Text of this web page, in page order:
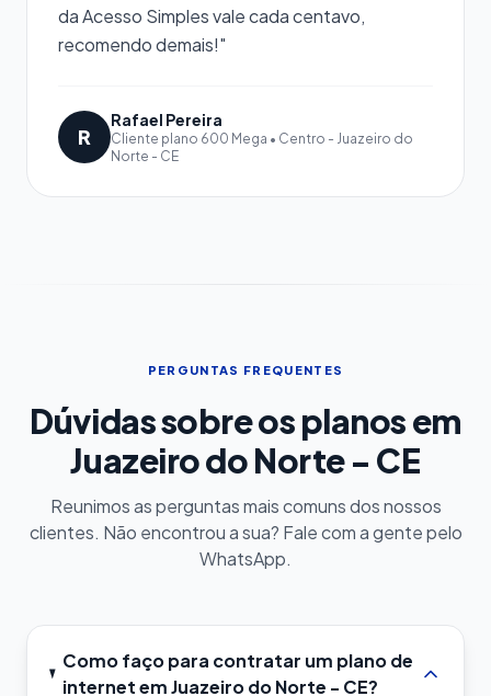
da Acesso Simples vale cada centavo,
recomendo demais!"
R
Rafael Pereira
Cliente plano 600 Mega • Centro - Juazeiro do
Norte - CE
PERGUNTAS FREQUENTES
Dúvidas sobre os planos em
Juazeiro do Norte - CE
Reunimos as perguntas mais comuns dos nossos
clientes. Não encontrou a sua? Fale com a gente pelo
WhatsApp.
Como faço para contratar um plano de
internet em Juazeiro do Norte - CE?